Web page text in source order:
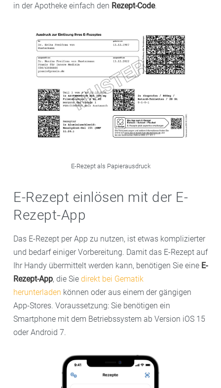
in der Apotheke einfach den Rezept-Code.
E-Rezept als Papierausdruck
E-Rezept einlösen mit der E-
Rezept-App
Das E-Rezept per App zu nutzen, ist etwas komplizierter
und bedarf einiger Vorbereitung. Damit das E-Rezept auf
Ihr Handy übermittelt werden kann, benötigen Sie eine E-
Rezept-App, die Sie direkt bei Gematik
herunterladen können oder aus einem der gängigen
App-Stores. Voraussetzung: Sie benötigen ein
Smartphone mit dem Betriebssystem ab Version iOS 15
oder Android 7.